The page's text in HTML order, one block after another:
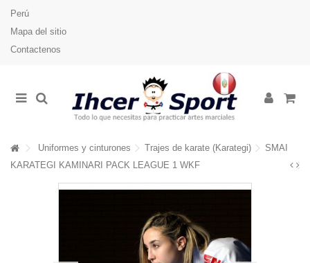
Perú
Mapa del sitio
Contactenos
Uniformes y cinturones Trajes de karate (Karategi)
SMAI
KARATEGI KAMINARI PACK LEAGUE 1 WKF